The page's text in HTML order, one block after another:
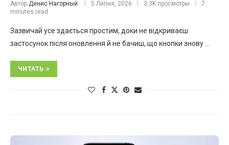
Автор Денис Нагорный 5 Липня, 2026 3,3K просмотры
7
minutes read
Зазвичай усе здається простим, доки не відкриваєш
застосунок після оновлення й не бачиш, що кнопки знову …
ЧИТАТЬ